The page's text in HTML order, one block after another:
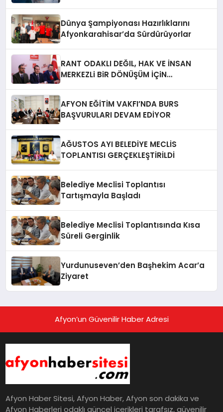
Dünya Şampiyonası Hazırlıklarını
Afyonkarahisar’da Sürdürüyorlar
RANT ODAKLI DEĞIL, HAK VE İNSAN
MERKEZLi BiR DÖNÜŞÜM İÇiN
AFYON EĞİTİM VAKFI’NDA BURS
BAŞVURULARI DEVAM EDİYOR
AĞUSTOS AYI BELEDİYE MECLİS
TOPLANTISI GERÇEKLEŞTİRİLDİ
Belediye Meclisi Toplantısı
Tartışmayla Başladı
Belediye Meclisi Toplantısında Kısa
Süreli Gerginlik
Yurdunuseven’den Başhekim Acar’a
Ziyaret
Afyon’un Güvenilir Haber Adresi
Afyon Haber Sitesi, Afyon Haber, Afyon son dakika ve
Afyon Haberleri odaklı güncel içerikleri tarafsız, güvenilir